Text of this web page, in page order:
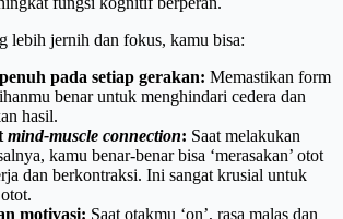
lebih jernih dan fokus, kamu bisa:
pada setiap gerakan: Memastikan form
benar untuk menghindari cedera dan
hasil.
mind-muscle connection: Saat melakukan
kamu benar-benar bisa ‘merasakan’ otot
dan berkontraksi. Ini sangat krusial untuk
motivasi: Saat otakmu ‘on’, rasa malas dan